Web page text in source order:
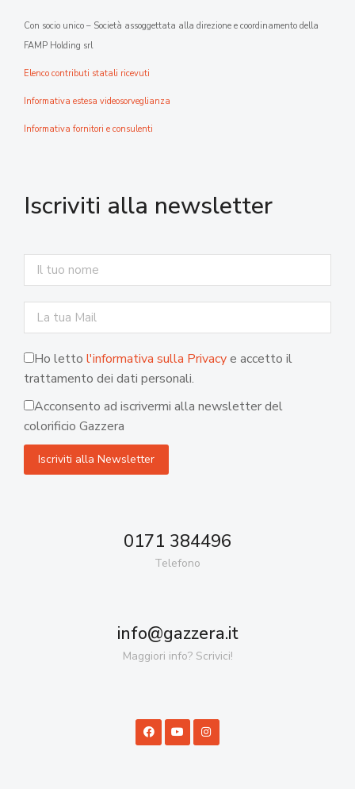
Con socio unico – Società assoggettata alla direzione e coordinamento della
FAMP Holding srl
Elenco contributi statali ricevuti
Informativa estesa videosorveglianza
Informativa fornitori e consulenti
Iscriviti alla newsletter
Ho letto l'informativa sulla Privacye accetto il
trattamento dei dati personali.
Acconsento ad iscrivermi alla newsletter del
colorificio Gazzera
0171 384496
Telefono
info@gazzera.it
Maggiori info? Scrivici!